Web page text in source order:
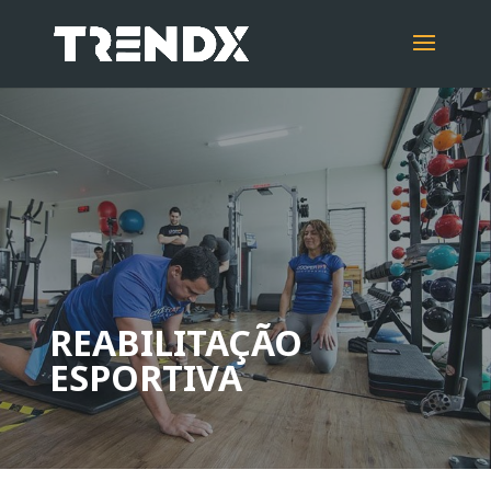
REABILITAÇÃO
ESPORTIVA